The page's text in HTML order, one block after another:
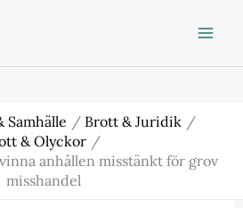
Samhälle
Brott & Juridik
& Olyckor
anhållen misstänkt för grov
misshandel